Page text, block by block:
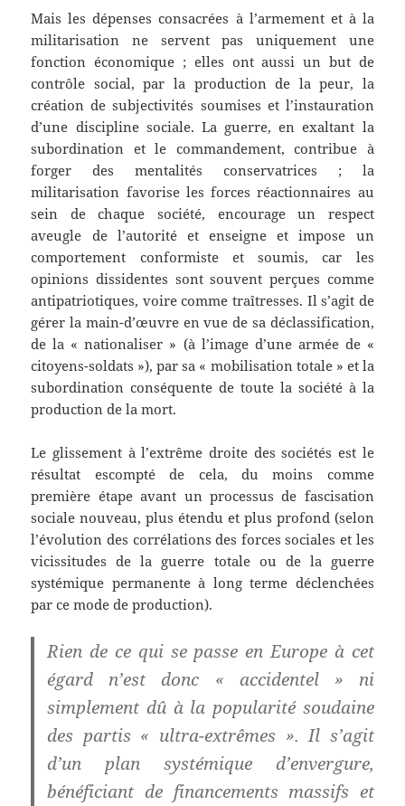
Mais les dépenses consacrées à l’armement et à la
militarisation ne servent pas uniquement une
fonction économique ; elles ont aussi un but de
contrôle social, par la production de la peur, la
création de subjectivités soumises et l’instauration
d’une discipline sociale. La guerre, en exaltant la
subordination et le commandement, contribue à
forger des mentalités conservatrices ; la
militarisation favorise les forces réactionnaires au
sein de chaque société, encourage un respect
aveugle de l’autorité et enseigne et impose un
comportement conformiste et soumis, car les
opinions dissidentes sont souvent perçues comme
antipatriotiques, voire comme traîtresses. Il s’agit de
gérer la main-d’œuvre en vue de sa déclassification,
de la « nationaliser » (à l’image d’une armée de «
citoyens-soldats »), par sa « mobilisation totale » et la
subordination conséquente de toute la société à la
production de la mort.
Le glissement à l’extrême droite des sociétés est le
résultat escompté de cela, du moins comme
première étape avant un processus de fascisation
sociale nouveau, plus étendu et plus profond (selon
l’évolution des corrélations des forces sociales et les
vicissitudes de la guerre totale ou de la guerre
systémique permanente à long terme déclenchées
par ce mode de production).
Rien de ce qui se passe en Europe à cet
égard n’est donc « accidentel » ni
simplement dû à la popularité soudaine
des partis « ultra-extrêmes ». Il s’agit
d’un plan systémique d’envergure,
bénéficiant de financements massifs et